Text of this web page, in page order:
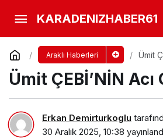
KARADENIZHABER61
Araklı Haberleri Ümit
Ümit ÇEBİ’NİN Acı
Erkan Demirturkoglu
30 Aralık 2025, 10:38
Cenaze
Yorum Yap